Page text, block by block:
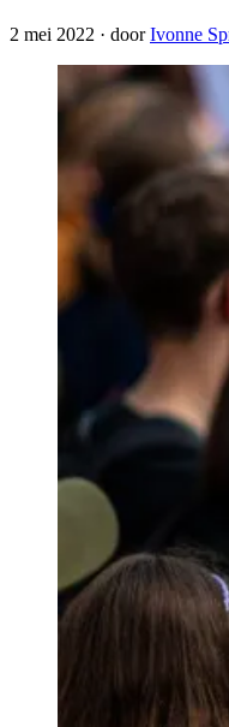
2 mei 2022 · doorIvonne